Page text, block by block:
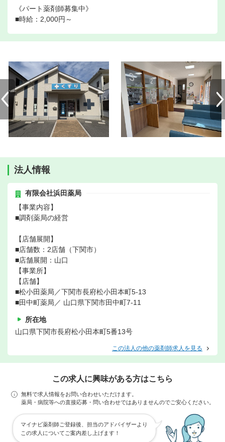
《パート薬剤師募集中》
■時給：2,000円～
法人情報
有限会社浜田薬局
【事業内容】
■調剤薬局の経営
【店舗展開】
■店舗数：2店舗（下関市）
■店舗展開：山口
【事業所】
【店舗】
■松小田薬局／下関市長府松小田本町5-13
■田中町薬局／ 山口県下関市田中町7-11
所在地
山口県下関市長府松小田本町5番13号
この法人の他の薬剤師求人を見る
この求人に興味がある方はこちら
無料で求人情報をお問い合わせいただけます。
薬局・病院等への直接応募・問い合わせではありませんのでご安心ください。
マイナビ薬剤師ご登録後、担当のアドバイザーより
この求人についてご案内差し上げます！